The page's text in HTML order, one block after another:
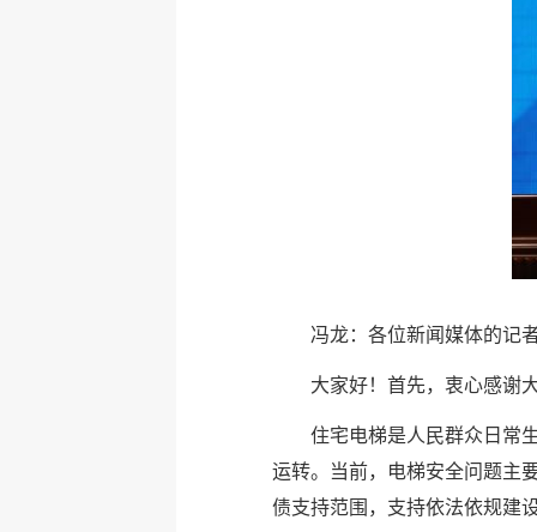
冯龙：各位新闻媒体的记
大家好！首先，衷心感谢
住宅电梯是人民群众日常
运转。当前，电梯安全问题主
债支持范围，支持依法依规建